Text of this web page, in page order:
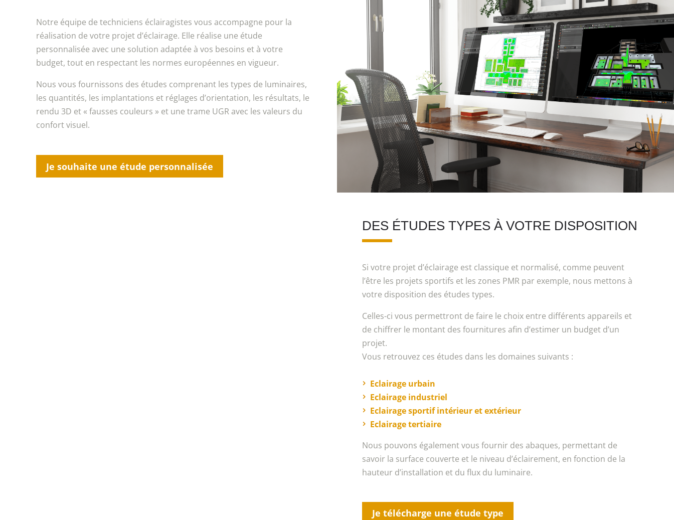
Notre équipe de techniciens éclairagistes vous accompagne pour la
réalisation de votre projet d’éclairage. Elle réalise une étude
personnalisée avec une solution adaptée à vos besoins et à votre
budget, tout en respectant les normes européennes en vigueur.
Nous vous fournissons des études comprenant les types de luminaires,
les quantités, les implantations et réglages d’orientation, les résultats, le
rendu 3D et « fausses couleurs » et une trame UGR avec les valeurs du
confort visuel.
Je souhaite une étude personnalisée
DES ÉTUDES TYPES À VOTRE DISPOSITION
Si votre projet d’éclairage est classique et normalisé, comme peuvent
l’être les projets sportifs et les zones PMR par exemple, nous mettons à
votre disposition des études types.
Celles-ci vous permettront de faire le choix entre différents appareils et
de chiffrer le montant des fournitures afin d’estimer un budget d’un
projet.
Vous retrouvez ces études dans les domaines suivants :
Eclairage urbain
Eclairage industriel
Eclairage sportif intérieur et extérieur
Eclairage tertiaire
Nous pouvons également vous fournir des abaques, permettant de
savoir la surface couverte et le niveau d’éclairement, en fonction de la
hauteur d’installation et du flux du luminaire.
Je télécharge une étude type